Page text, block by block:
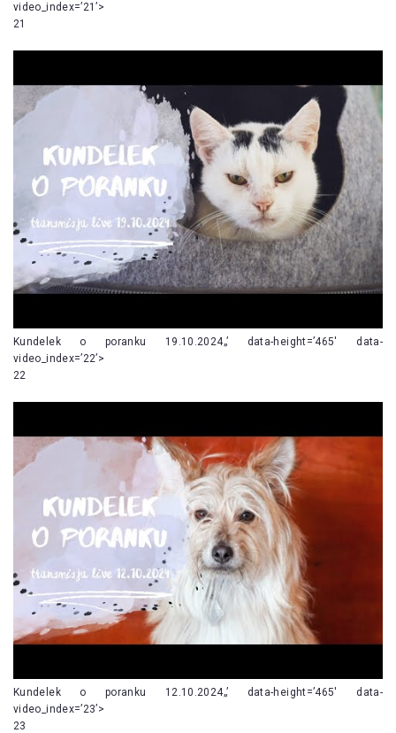
video_index=’21’>
21
Kundelek o poranku 19.10.2024„’ data-height=’465′ data-
video_index=’22’>
22
Kundelek o poranku 12.10.2024„’ data-height=’465′ data-
video_index=’23’>
23